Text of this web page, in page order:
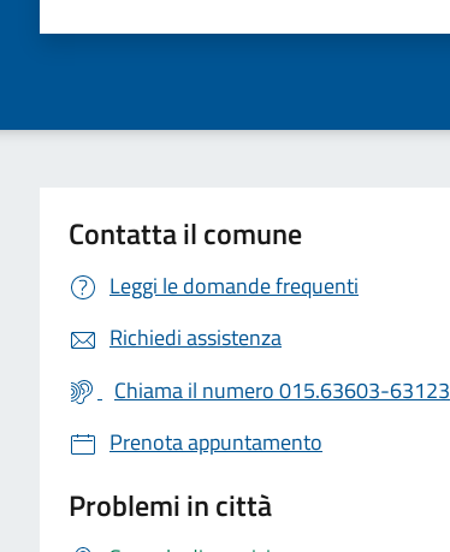
Contatta il comune
Leggi le domande frequenti
Richiedi assistenza
Chiama il numero 015.63603-63123
Prenota appuntamento
Problemi in città